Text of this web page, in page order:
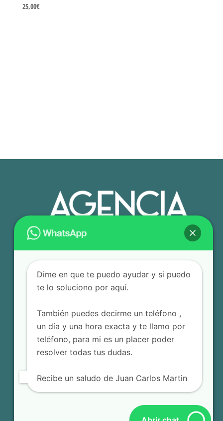
25,00€
Terminos y Condiciones
Dime en que te puedo ayudar y si puedo
te lo soluciono por aquí.
También puedes decirme un teléfono ,
un día y una hora exacta y te llamo por
teléfono, para mi es un placer poder
resolver todas tus dudas.
Recibe un saludo de Juan Carlos Martin